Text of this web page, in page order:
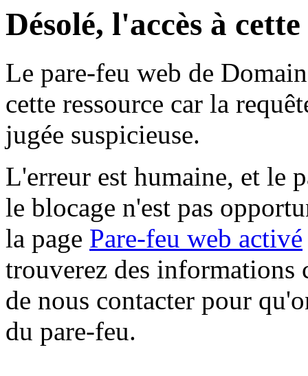
Désolé, l'accès à
Le pare-feu web de
cette ressource car la
jugée suspicieuse.
L'erreur est humaine, et le
le blocage n'est pas
la page Pare-feu web activé
trouverez des informations
de nous contacter pour
du pare-feu.